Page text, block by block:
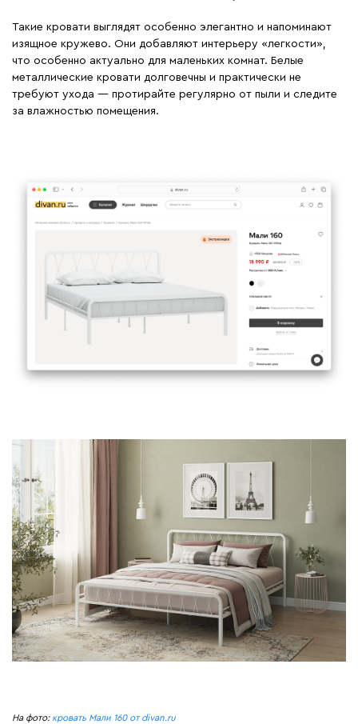
Такие кровати выглядят особенно элегантно и напоминают
изящное кружево. Они добавляют интерьеру «легкости»,
что особенно актуально для маленьких комнат. Белые
металлические кровати долговечны и практически не
требуют ухода — протирайте регулярно от пыли и следите
за влажностью помещения.
На фото: кровать Мали 160 от divan.ru